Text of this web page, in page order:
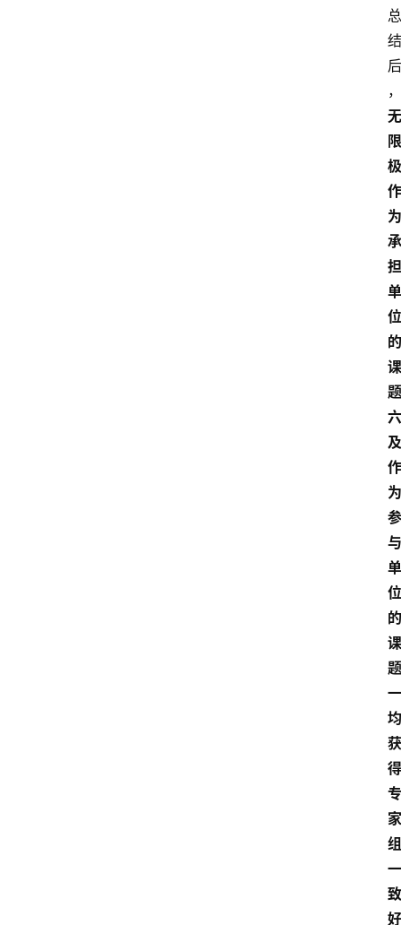
总
结
后
，
无
限
极
作
为
承
担
单
位
的
课
题
六
及
作
为
参
与
单
位
的
课
题
一
均
获
得
专
家
组
一
致
好